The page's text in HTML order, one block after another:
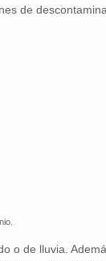
de
o de lluvia.